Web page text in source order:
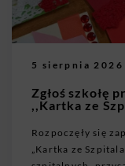
5 sierpnia 2026
Zgłoś szkołę
,,Kartka ze
Rozpoczęły się
„Kartka ze